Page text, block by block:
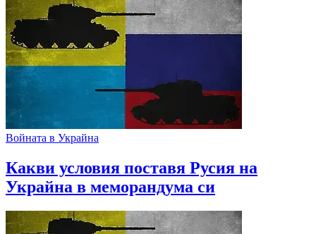
Войната в Украйна
Какви условия поставя Русия на
Украйна в меморандума си